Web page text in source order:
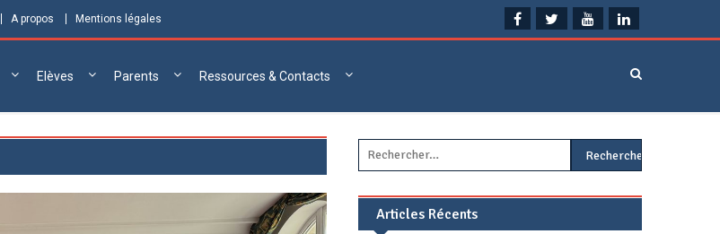
A propos Mentions légales
Elèves Parents Ressources & Contacts
Rechercher :
Articles Récents